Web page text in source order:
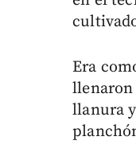
Era
llenaron
llanura